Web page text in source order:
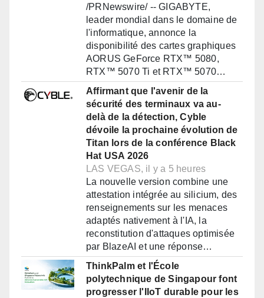
/PRNewswire/ -- GIGABYTE,
leader mondial dans le domaine de
l'informatique, annonce la
disponibilité des cartes graphiques
AORUS GeForce RTX™ 5080,
RTX™ 5070 Ti et RTX™ 5070…
Affirmant que l'avenir de la
sécurité des terminaux va au-
delà de la détection, Cyble
dévoile la prochaine évolution de
Titan lors de la conférence Black
Hat USA 2026
LAS VEGAS, il y a 5 heures
La nouvelle version combine une
attestation intégrée au silicium, des
renseignements sur les menaces
adaptés nativement à l'IA, la
reconstitution d'attaques optimisée
par BlazeAI et une réponse…
ThinkPalm et l'École
polytechnique de Singapour font
progresser l'IIoT durable pour les